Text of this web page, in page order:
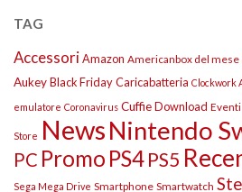
TAG
AccessoriAmazon Americanbox del mese
AukeyBlack FridayCaricabatteria Clockwork
emulatore Coronavirus CuffieDownload Eventi
Store NewsNintendo
PC Promo PS4PS5
Sega Mega Drive Smartphone Smartwatch